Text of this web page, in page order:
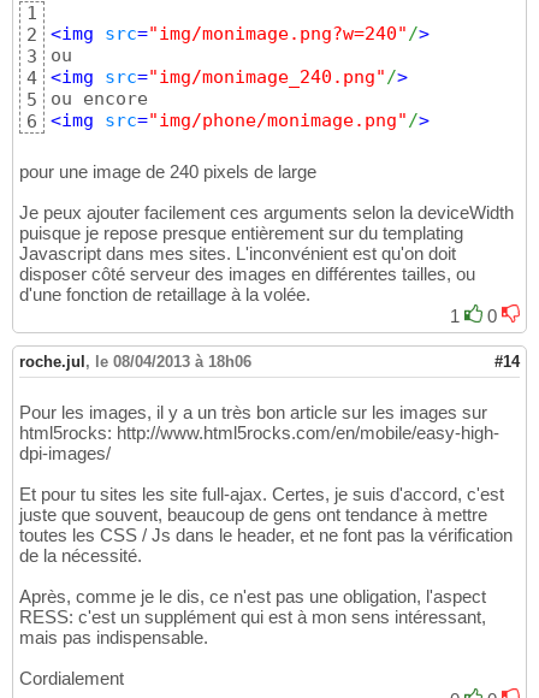
1
2
3
4
5
6
<img src="img/monimage.png?w=240"/>
<img src="img/monimage_240.png"/>
<img src="img/phone/monimage.png"/>
pour une image de 240 pixels de large
Je peux ajouter facilement ces arguments selon la deviceWidth
puisque je repose presque entièrement sur du templating
Javascript dans mes sites. L'inconvénient est qu'on doit
disposer côté serveur des images en différentes tailles, ou
d'une fonction de retaillage à la volée.
1
0
roche.jul , le 08/04/2013 à 18h06 #14
Pour les images, il y a un très bon article sur les images sur
html5rocks: http://www.html5rocks.com/en/mobile/easy-high-
dpi-images/
Et pour tu sites les site full-ajax. Certes, je suis d'accord, c'est
juste que souvent, beaucoup de gens ont tendance à mettre
toutes les CSS / Js dans le header, et ne font pas la vérification
de la nécessité.
Après, comme je le dis, ce n'est pas une obligation, l'aspect
RESS: c'est un supplément qui est à mon sens intéressant,
mais pas indispensable.
Cordialement